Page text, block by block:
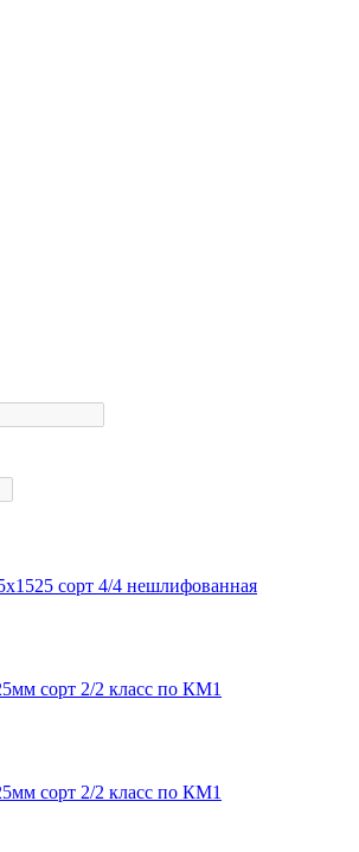
сорт 4/4 нешлифованная
сорт 2/2 класс по КМ1
сорт 2/2 класс по КМ1